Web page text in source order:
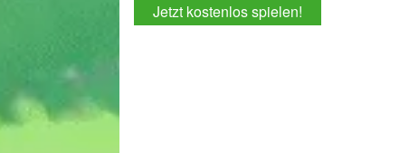
Jetzt kostenlos spielen!